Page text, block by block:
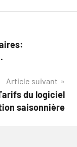
Article suivant
du logiciel
saisonnière